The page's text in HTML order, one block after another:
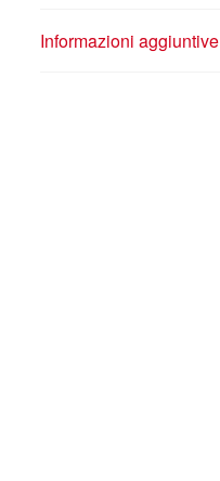
Informazioni aggiuntive